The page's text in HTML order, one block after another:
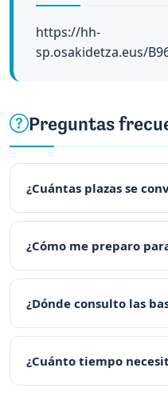
https://hh-
sp.osakidetza.eus/
Preguntas
¿Cuántas plazas se
¿Cómo me preparo
¿Dónde consulto las
¿Cuánto tiempo